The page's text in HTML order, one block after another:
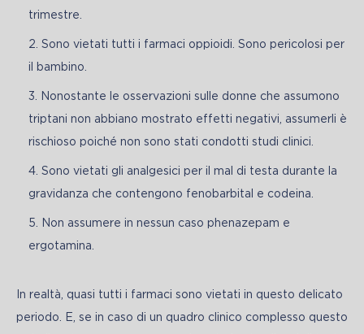
trimestre.
Sono vietati tutti i farmaci oppioidi. Sono pericolosi per
il bambino.
Nonostante le osservazioni sulle donne che assumono
triptani non abbiano mostrato effetti negativi, assumerli è
rischioso poiché non sono stati condotti studi clinici.
Sono vietati gli analgesici per il mal di testa durante la
gravidanza che contengono fenobarbital e codeina.
Non assumere in nessun caso phenazepam e
ergotamina.
In realtà, quasi tutti i farmaci sono vietati in questo delicato
periodo. E, se in caso di un quadro clinico complesso questo